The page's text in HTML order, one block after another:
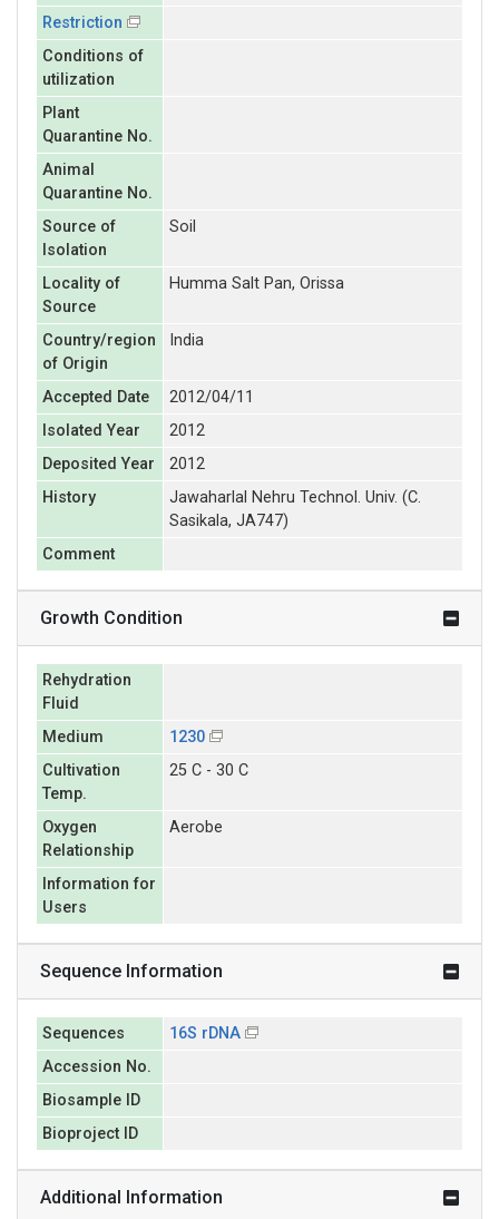
Restriction
Conditions of
utilization
Plant
Quarantine No.
Animal
Quarantine No.
Source of
Isolation
Soil
Locality of
Source
Humma Salt Pan, Orissa
Country/region
of Origin
India
Accepted Date
2012/04/11
Isolated Year
2012
Deposited Year
2012
History
Jawaharlal Nehru Technol. Univ. (C.
Sasikala, JA747)
Comment
Growth Condition
Rehydration
Fluid
Medium
1230
Cultivation
Temp.
25 C - 30 C
Oxygen
Relationship
Aerobe
Information for
Users
Sequence Information
Sequences
16S rDNA
Accession No.
Biosample ID
Bioproject ID
Additional Information